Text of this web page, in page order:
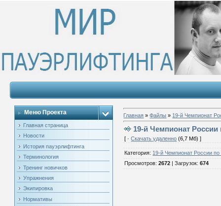
Меню Проекта
Главная страница
Новости
История пауэрлифтинга
Терминология
Тренинг новичков
Упражнения
Экипировка
Нормативы
Главная »Файлы » 19-й Чемпионат
19-й Чемпионат
[ ·Скачать удаленно (6,7 Мб) ]
Категория: 19-й Чемпионат России
Просмотров:2672 |Загрузок:674